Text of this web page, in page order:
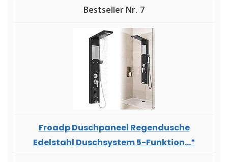
7
Froadp Duschpaneel Regendusche
Edelstahl Duschsystem 5-Funktion...*